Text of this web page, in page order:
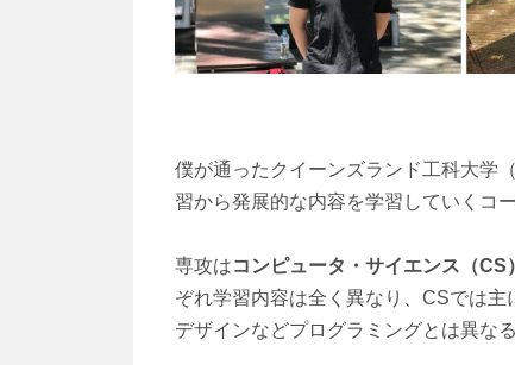
僕が通ったクイーンズランド工科大学
習から発展的な内容を学習していくコ
専攻はコンピュータ・サイエンス（CS）
ぞれ学習内容は全く異なり、CSでは
デザインなどプログラミングとは異な